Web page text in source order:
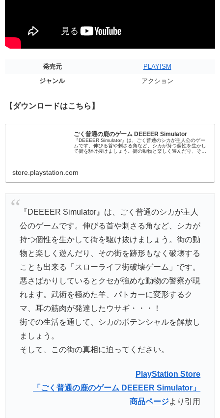
発売元
PLAYISM
ジャンル
アクション
【ダウンロードはこちら】
ごく普通の鹿のゲーム DEEEER Simulator
『DEEEER Simulator』は、ごく普通のシカが主人公のゲー
ムです。伸びる首や刺さる角など、シカが持つ個性を生かし
て街を駆け抜けましょう。街の動物と楽しく遊んだり、その
store.playstation.com
『DEEEER Simulator』は、ごく普通のシカが主人
公のゲームです。伸びる首や刺さる角など、シカが
持つ個性を生かして街を駆け抜けましょう。街の動
物と楽しく遊んだり、その街を跡形もなく破壊する
ことも出来る「スローライフ街破壊ゲーム」です。
悪さばかりしているとクセが強めな動物の警察が現
れます。武術を極めた羊、パトカーに変形するク
マ、耳の筋肉が発達したウサギ・・・！
街での生活を通して、シカのポテンシャルを解放し
ましょう。
そして、この街の真相に迫ってください。
PlayStation Store
「ごく普通の鹿のゲーム DEEEER Simulator」
商品ページより引用